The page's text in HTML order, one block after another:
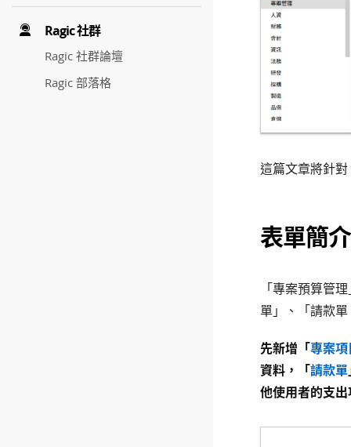
Ragic 社群
Ragic 社群論壇
Ragic 部落格
這篇文章將針
表單簡介
「專案預算管
單」、「請款
先新增「專案項
資料，「請款單
他使用者的支